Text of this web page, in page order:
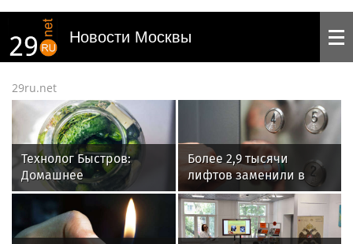
Новости Москвы
29ru.net
Технолог Быстров:
Домашнее
консервирование
требует стерилизации
банок и продуктов
Более 2,9 тысячи
лифтов заменили в
Москве в этом году в
рамках программы
капремонта